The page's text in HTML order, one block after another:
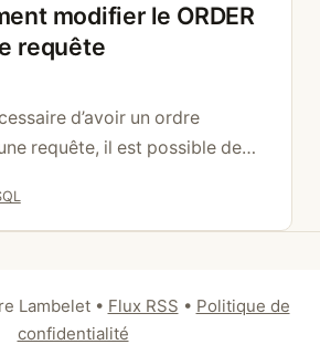
modifier le ORDER
requête
d’avoir un ordre
requête, il est possible de
des éléments en utilisant un
BY. Dans cet exemple l’id
avant le 2. SELECT * FROM
… Lire la suite
Lambelet• Flux RSS • Politique de
confidentialité